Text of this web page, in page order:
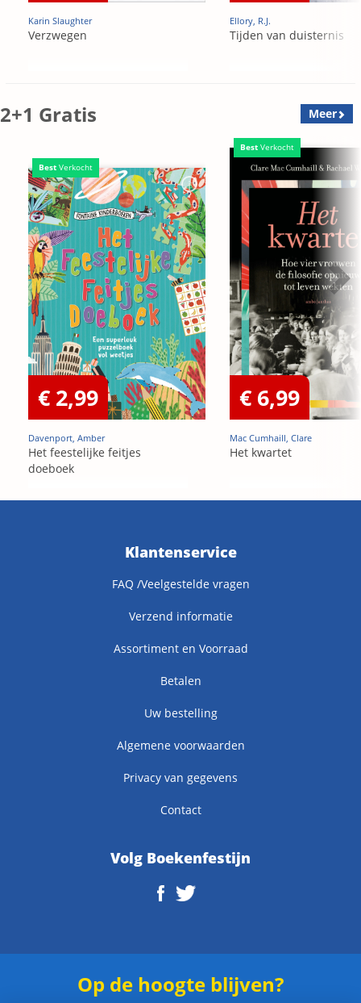
Karin Slaughter
Verzwegen
Ellory, R.J.
Tijden van duisternis
2+1 Gratis Meer
Best Verkocht
€ 2,99
Davenport, Amber
Het feestelijke feitjes
doeboek
Best Verkocht
€ 6,99
Mac Cumhaill, Clare
Het kwartet
Klantenservice
FAQ /Veelgestelde vragen
Verzend informatie
Assortiment en Voorraad
Betalen
Uw bestelling
Algemene voorwaarden
Privacy van gegevens
Contact
Volg Boekenfestijn
Op de hoogte blijven?